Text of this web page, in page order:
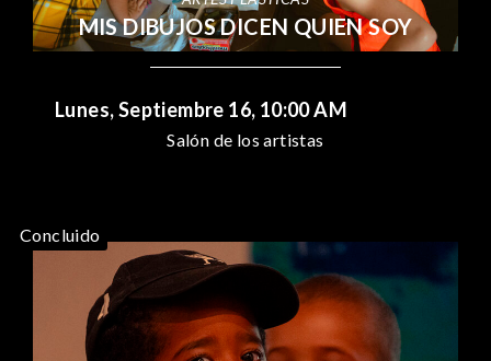
MIS DIBUJOS DICEN QUIEN SOY
Lunes, Septiembre 16, 10:00 AM
Salón de los artistas
Concluido